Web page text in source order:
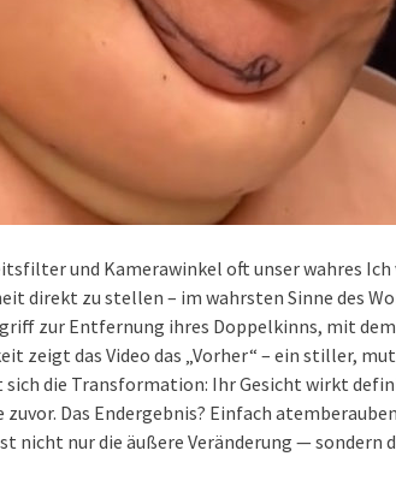
und Kamerawinkel oft unser wahres Ich
direkt zu stellen – im wahrsten Sinne des
zur Entfernung ihres Doppelkinns, mit
zeigt das Video das „Vorher“ – ein stiller,
die Transformation: Ihr Gesicht wirkt
Das Endergebnis? Einfach
nicht nur die äußere Veränderung — sondern